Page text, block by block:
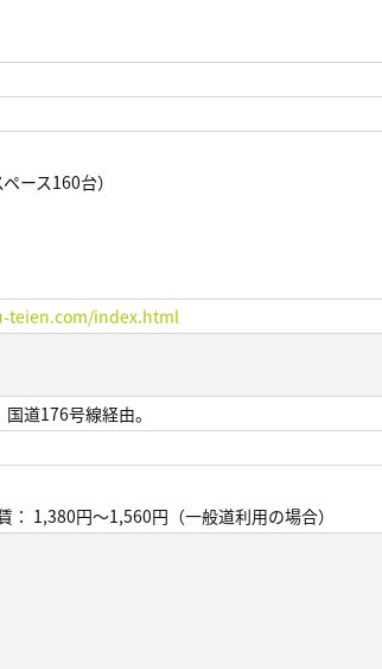
ース160台）
teien.com/index.html
道176号線経由。
： 1,380円～1,560円（一般道利用の場合）